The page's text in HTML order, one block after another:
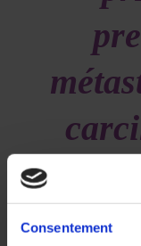
Consentement
l’ère